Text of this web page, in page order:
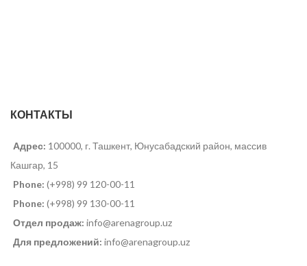
КОНТАКТЫ
Адрес: 100000, г. Ташкент, Юнусабадский район, массив
Кашгар, 15
Phone: (+998) 99 120-00-11
Phone: (+998) 99 130-00-11
Отдел продаж: info@arenagroup.uz
Для предложений: info@arenagroup.uz